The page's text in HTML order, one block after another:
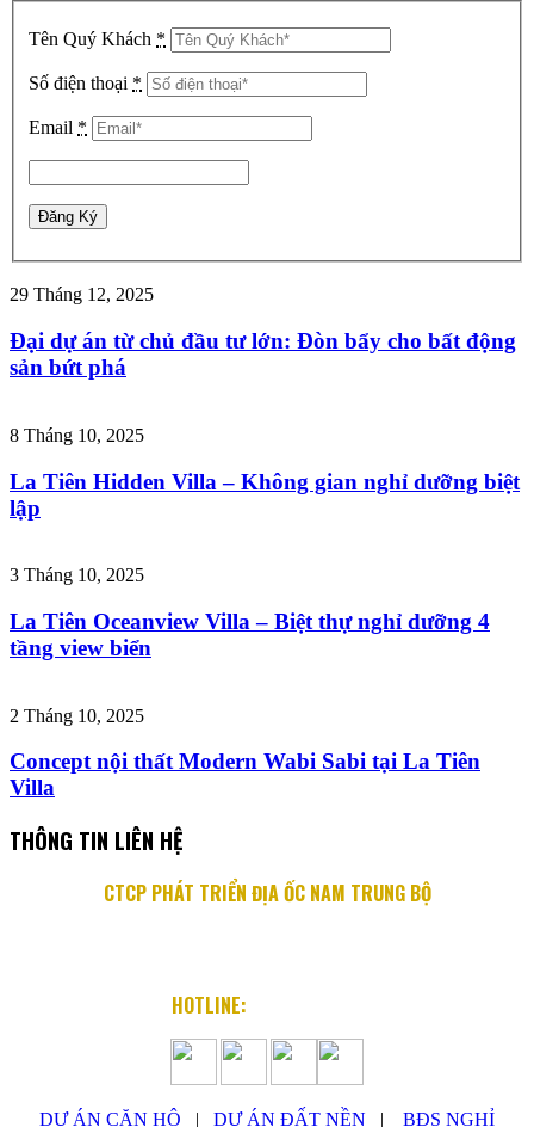
Tên Quý Khách *
Số điện thoại *
Email *
29 Tháng 12, 2025
Đại dự án từ chủ đầu tư lớn: Đòn bẩy cho bất động
sản bứt phá
8 Tháng 10, 2025
La Tiên Hidden Villa – Không gian nghỉ dưỡng biệt
lập
3 Tháng 10, 2025
La Tiên Oceanview Villa – Biệt thự nghỉ dưỡng 4
tầng view biển
2 Tháng 10, 2025
Concept nội thất Modern Wabi Sabi tại La Tiên
Villa
THÔNG TIN LIÊN HỆ
CTCP PHÁT TRIỂN ĐỊA ỐC NAM TRUNG BỘ
HOTLINE:
DỰ ÁN CĂN HỘ | DỰ ÁN ĐẤT NỀN | BĐS NGHỈ